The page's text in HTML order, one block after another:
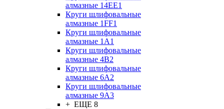
алмазные 14ЕЕ1
Круги шлифовальные
алмазные 1FF1
Круги шлифовальные
алмазные 1А1
Круги шлифовальные
алмазные 4В2
Круги шлифовальные
алмазные 6A2
Круги шлифовальные
алмазные 9А3
+ ЕЩЕ 8